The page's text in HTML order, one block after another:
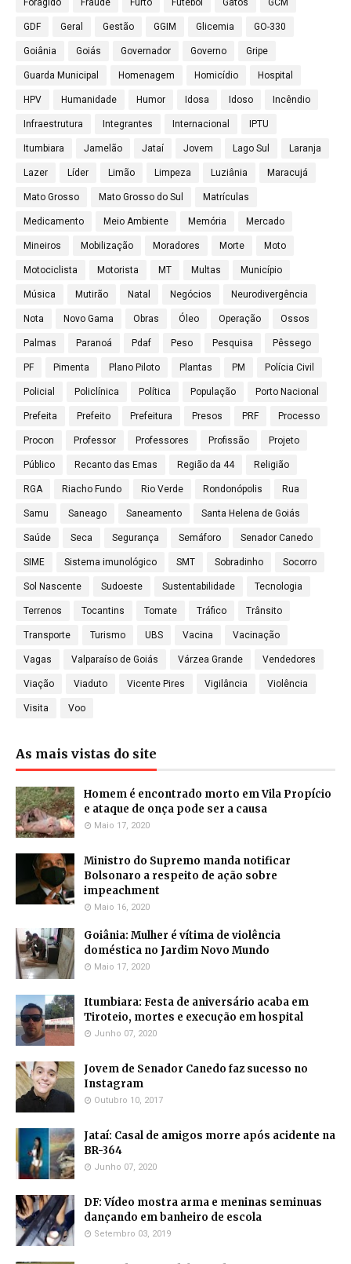
Foragido Fraude Furto Futebol Gatos GCM
GDF Geral Gestão GGIM Glicemia GO-330
Goiânia Goiás Governador Governo Gripe
Guarda Municipal Homenagem Homicídio Hospital
HPV Humanidade Humor Idosa Idoso Incêndio
Infraestrutura Integrantes Internacional IPTU
Itumbiara Jamelão Jataí Jovem Lago Sul Laranja
Lazer Líder Limão Limpeza Luziânia Maracujá
Mato Grosso Mato Grosso do Sul Matrículas
Medicamento Meio Ambiente Memória Mercado
Mineiros Mobilização Moradores Morte Moto
Motociclista Motorista MT Multas Município
Música Mutirão Natal Negócios Neurodivergência
Nota Novo Gama Obras Óleo Operação Ossos
Palmas Paranoá Pdaf Peso Pesquisa Pêssego
PF Pimenta Plano Piloto Plantas PM Polícia Civil
Policial Policlínica Política População Porto Nacional
Prefeita Prefeito Prefeitura Presos PRF Processo
Procon Professor Professores Profissão Projeto
Público Recanto das Emas Região da 44 Religião
RGA Riacho Fundo Rio Verde Rondonópolis Rua
Samu Saneago Saneamento Santa Helena de Goiás
Saúde Seca Segurança Semáforo Senador Canedo
SIME Sistema imunológico SMT Sobradinho Socorro
Sol Nascente Sudoeste Sustentabilidade Tecnologia
Terrenos Tocantins Tomate Tráfico Trânsito
Transporte Turismo UBS Vacina Vacinação
Vagas Valparaíso de Goiás Várzea Grande Vendedores
Viação Viaduto Vicente Pires Vigilância Violência
Visita Voo
As mais vistas do site
Homem é encontrado morto em Vila Propício
e ataque de onça pode ser a causa
Maio 17, 2020
Ministro do Supremo manda notificar
Bolsonaro a respeito de ação sobre
impeachment
Maio 16, 2020
Goiânia: Mulher é vítima de violência
doméstica no Jardim Novo Mundo
Maio 17, 2020
Itumbiara: Festa de aniversário acaba em
Tiroteio, mortes e execução em hospital
Junho 07, 2020
Jovem de Senador Canedo faz sucesso no
Instagram
Outubro 10, 2017
Jataí: Casal de amigos morre após acidente na
BR-364
Junho 07, 2020
DF: Vídeo mostra arma e meninas seminuas
dançando em banheiro de escola
Setembro 03, 2019